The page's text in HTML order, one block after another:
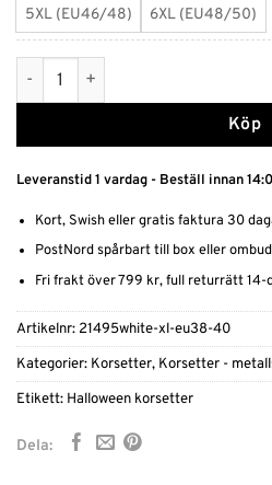
5XL (EU46/48)
6XL (EU48/50)
Vit korsett med metallskenor
Köp
Leveranstid 1 vardag - Beställ innan
Kort, Swish eller gratis faktura 30
PostNord spårbart till box eller
Fri frakt över 799 kr, full returrätt 14-
Artikelnr: 21495white-xl-eu38-40
Kategorier: Korsetter, Korsetter -
Etikett: Halloween korsetter
Dela: